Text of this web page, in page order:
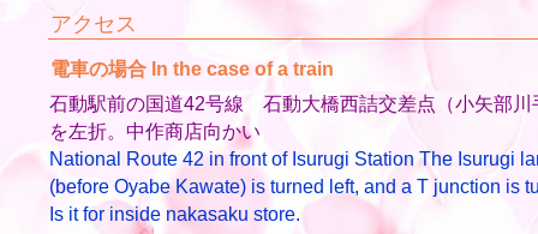
アクセス
電車の場合 In the case of a train
石動駅前の国道42号線 石動大橋西詰交差点（小矢部川
を左折。中作商店向かい
National Route 42 in front of Isurugi Station The Isurugi
(before Oyabe Kawate) is turned left, and a T junction is
Is it for inside nakasaku store.